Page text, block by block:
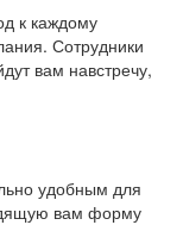
к каждому
Сотрудники
вам навстречу,
удобным для
вам форму